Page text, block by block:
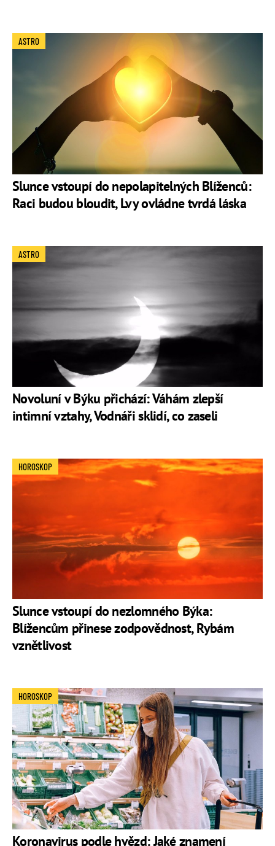
Slunce vstoupí do nepolapitelných Blíženců:
Raci budou bloudit, Lvy ovládne tvrdá láska
ASTRO
Novoluní v Býku přichází: Váhám zlepší
intimní vztahy, Vodnáři sklidí, co zaseli
ASTRO
Slunce vstoupí do nezlomného Býka:
Blížencům přinese zodpovědnost, Rybám
vznětlivost
HOROSKOP
Koronavirus podle hvězd: Jaké znamení
HOROSKOP